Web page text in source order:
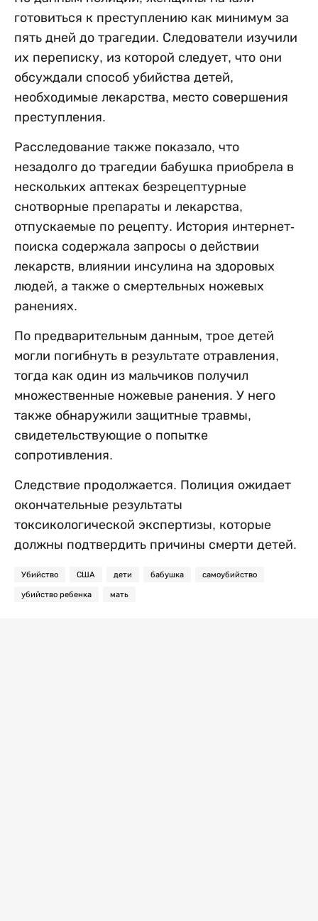
готовиться к преступлению как минимум за
пять дней до трагедии. Следователи изучили
их переписку, из которой следует, что они
обсуждали способ убийства детей,
необходимые лекарства, место совершения
преступления.
Расследование также показало, что
незадолго до трагедии бабушка приобрела в
нескольких аптеках безрецептурные
снотворные препараты и лекарства,
отпускаемые по рецепту. История интернет-
поиска содержала запросы о действии
лекарств, влиянии инсулина на здоровых
людей, а также о смертельных ножевых
ранениях.
По предварительным данным, трое детей
могли погибнуть в результате отравления,
тогда как один из мальчиков получил
множественные ножевые ранения. У него
также обнаружили защитные травмы,
свидетельствующие о попытке
сопротивления.
Следствие продолжается. Полиция ожидает
окончательные результаты
токсикологической экспертизы, которые
должны подтвердить причины смерти детей.
Убийство США дети бабушка самоубийство
убийство ребенка мать